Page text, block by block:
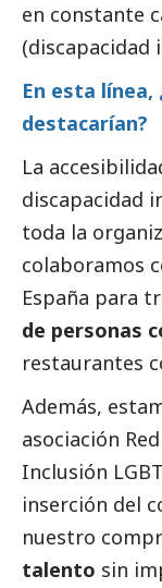
en constante
(discapacidad
En esta
destacarían?
La
discapacidad
toda la
colaboramos
España para
de personas
restaurantes
Además,
asociación
Inclusión
inserción del
nuestro
talento sin